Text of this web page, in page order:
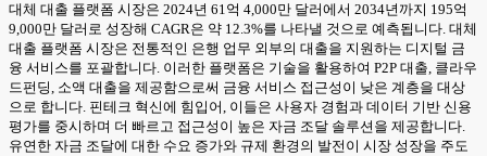
대체 대출 플랫폼 시장은 2024년 61억 4,000만 달러에서 2034년까지 195억
9,000만 달러로 성장해 CAGR은 약 12.3%를 나타낼 것으로 예측됩니다. 대체
대출 플랫폼 시장은 전통적인 은행 업무 외부의 대출을 지원하는 디지털 금
융 서비스를 포괄합니다. 이러한 플랫폼은 기술을 활용하여 P2P 대출, 클라우
드펀딩, 소액 대출을 제공함으로써 금융 서비스 접근성이 낮은 계층을 대상
으로 합니다. 핀테크 혁신에 힘입어, 이들은 사용자 경험과 데이터 기반 신용
평가를 중시하며 더 빠르고 접근성이 높은 자금 조달 솔루션을 제공합니다.
유연한 자금 조달에 대한 수요 증가와 규제 환경의 발전이 시장 성장을 주도